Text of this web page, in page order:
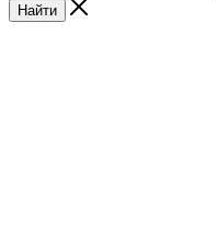
Найти